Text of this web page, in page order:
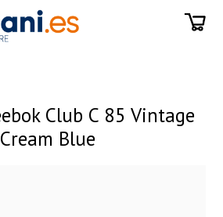
Club C 85 Vintage
Cream Blue